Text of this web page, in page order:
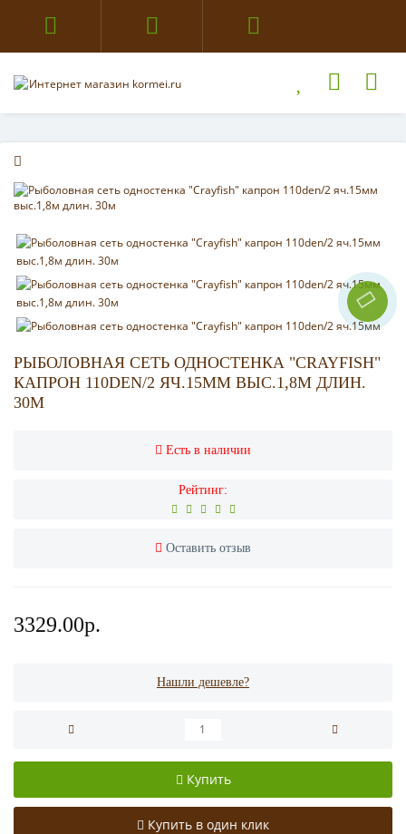
РЫБОЛОВНАЯ СЕТЬ ОДНОСТЕНКА "CRAYFISH"
КАПРОН 110DEN/2 ЯЧ.15ММ ВЫС.1,8М ДЛИН.
30М
Есть в наличии
Рейтинг:
Оставить отзыв
3329.00р.
Нашли дешевле?
Купить
Купить в один клик